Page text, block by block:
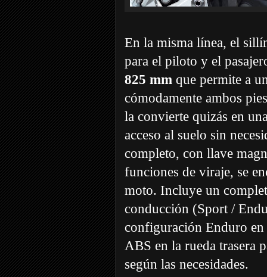
En la misma línea, el
para el piloto y el
825 mm que permite a
cómodamente ambos
la convierte quizás en
acceso al suelo sin
completo, con llave
funciones de viraje, se
moto. Incluye un
conducción (Sport /
configuración Enduro
ABS en la rueda trasera
según las necesidades.